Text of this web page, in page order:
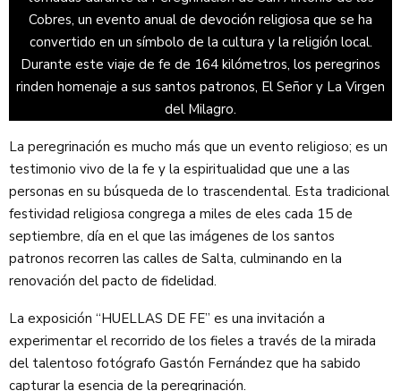
Cobres, un evento anual de devoción religiosa que se ha
convertido en un símbolo de la cultura y la religión local.
Durante este viaje de fe de 164 kilómetros, los peregrinos
rinden homenaje a sus santos patronos, El Señor y La Virgen
del Milagro.
La peregrinación es mucho más que un evento religioso; es un
testimonio vivo de la fe y la espiritualidad que une a las
personas en su búsqueda de lo trascendental. Esta tradicional
festividad religiosa congrega a miles de eles cada 15 de
septiembre, día en el que las imágenes de los santos
patronos recorren las calles de Salta, culminando en la
renovación del pacto de fidelidad.
La exposición “HUELLAS DE FE” es una invitación a
experimentar el recorrido de los fieles a través de la mirada
del talentoso fotógrafo Gastón Fernández que ha sabido
capturar la esencia de la peregrinación.